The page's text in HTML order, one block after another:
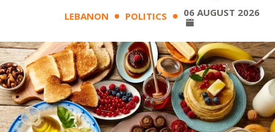
LEBANON POLITICS 06 AUGUST 2026